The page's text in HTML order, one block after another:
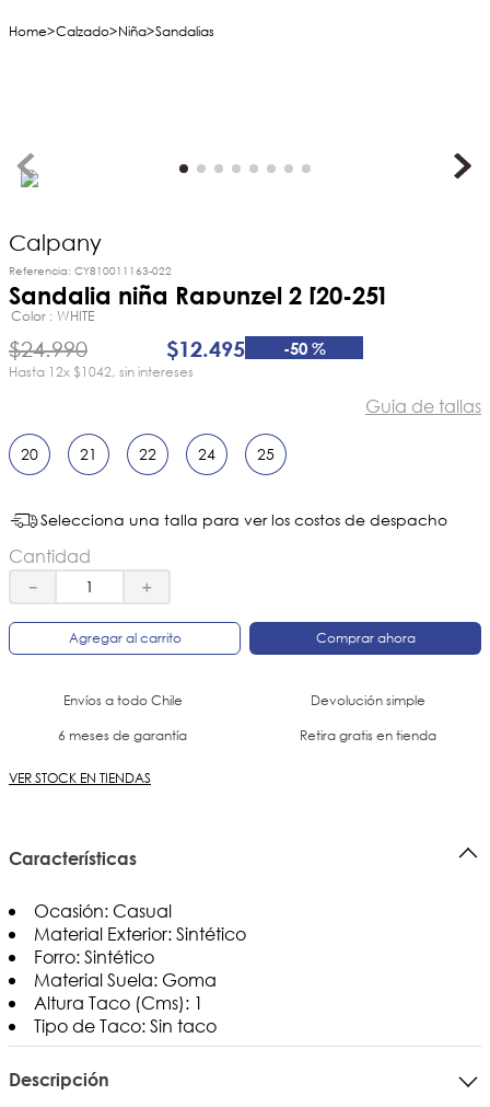
Calzado Niña Sandalias
Calpany
Referencia: CY810011163-022
Sandalia niña Rapunzel 2 [20-25]
Color WHITE
$24.990 $12.495 -50 %
12x$1042 sin intereses
Guia de tallas
20 21 22 24 25
Selecciona una talla para ver los costos de despacho
Cantidad
＋
－
Agregar al carrito Comprar ahora
Envíos a todo Chile
Devolución simple
6 meses de garantía
Retira gratis en tienda
VER STOCK EN TIENDAS
Características
Ocasión: Casual
Material Exterior: Sintético
Forro: Sintético
Material Suela: Goma
Altura Taco (Cms): 1
Tipo de Taco: Sin taco
Descripción